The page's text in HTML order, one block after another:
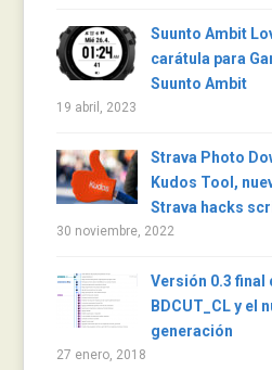
Suunto Ambit
carátula para
Suunto Ambit
19 abril, 2023
Strava Photo
Kudos Tool,
Strava hacks
30 noviembre, 2022
Versión 0.3 final
BDCUT_CL y el
generación
27 enero, 2018